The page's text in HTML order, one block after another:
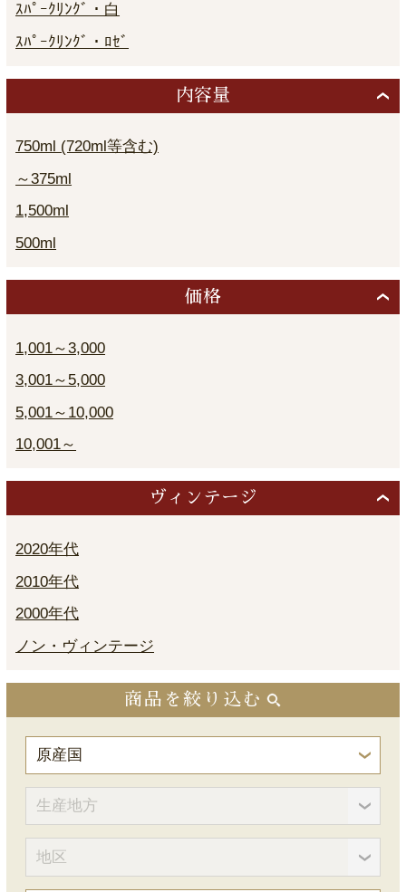
ｽﾊﾟｰｸﾘﾝｸﾞ・白
ｽﾊﾟｰｸﾘﾝｸﾞ・ﾛｾﾞ
内容量
750ml (720ml等含む)
～375ml
1,500ml
500ml
価格
1,001～3,000
3,001～5,000
5,001～10,000
10,001～
ヴィンテージ
2020年代
2010年代
2000年代
ノン・ヴィンテージ
商品を絞り込む